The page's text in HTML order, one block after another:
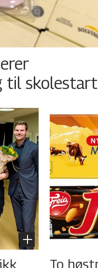
til skolestart
To